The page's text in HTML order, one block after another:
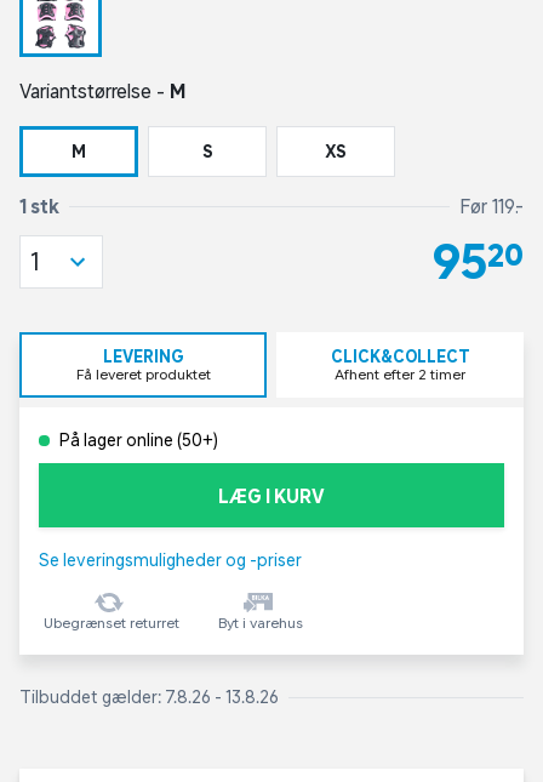
Variantstørrelse - M
M S XS
1 stk Før 119,-
95,20
1
LEVERING
Få leveret produktet
CLICK&COLLECT
Afhent efter 2 timer
På lager online (50+)
LÆG I KURV
Se leveringsmuligheder og -priser
Ubegrænset returret Byt i varehus
Tilbuddet gælder: 7.8.26 - 13.8.26